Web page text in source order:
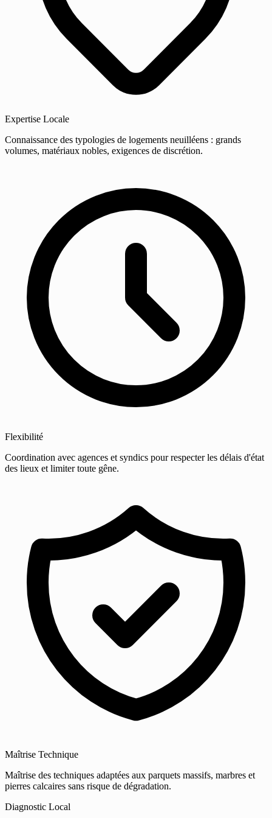
Expertise Locale
Connaissance des typologies de logements neuilléens : grands
volumes, matériaux nobles, exigences de discrétion.
Flexibilité
Coordination avec agences et syndics pour respecter les délais d'état
des lieux et limiter toute gêne.
Maîtrise Technique
Maîtrise des techniques adaptées aux parquets massifs, marbres et
pierres calcaires sans risque de dégradation.
Diagnostic Local